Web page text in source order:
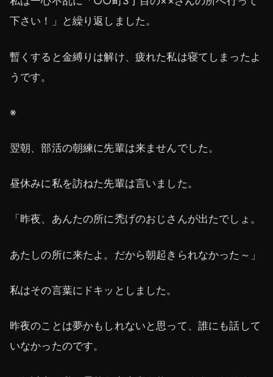
下さい！」と繰り返しました。
暫くすると金縛りは解け、疲れた私は寝てしまったよ
うです。
※
翌朝、部活の朝練に先輩は来ませんでした。
昼休みに私を訪ねた先輩は言いました。
「昨夜、あんたの所に禿げのおじさんが出たでしょ。
あたしの所に来たよ。だから朝起きられなかった～」
私はその言葉にドキッとしました。
昨夜のことは夢かもしれないと思って、誰にも話して
いなかったのです。